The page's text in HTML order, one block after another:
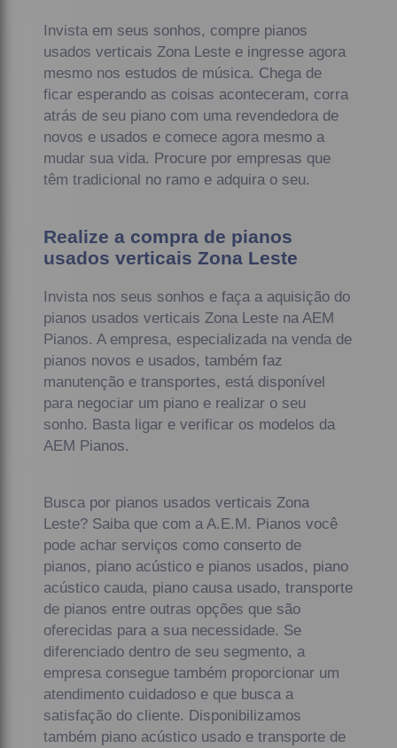
Invista em seus sonhos, compre pianos
usados verticais Zona Leste e ingresse agora
mesmo nos estudos de música. Chega de
ficar esperando as coisas aconteceram, corra
atrás de seu piano com uma revendedora de
novos e usados e comece agora mesmo a
mudar sua vida. Procure por empresas que
têm tradicional no ramo e adquira o seu.
Realize a compra de pianos
usados verticais Zona Leste
Invista nos seus sonhos e faça a aquisição do
pianos usados verticais Zona Leste na AEM
Pianos. A empresa, especializada na venda de
pianos novos e usados, também faz
manutenção e transportes, está disponível
para negociar um piano e realizar o seu
sonho. Basta ligar e verificar os modelos da
AEM Pianos.
Busca por pianos usados verticais Zona
Leste? Saiba que com a A.E.M. Pianos você
pode achar serviços como conserto de
pianos, piano acústico e pianos usados, piano
acústico cauda, piano causa usado, transporte
de pianos entre outras opções que são
oferecidas para a sua necessidade. Se
diferenciado dentro de seu segmento, a
empresa consegue também proporcionar um
atendimento cuidadoso e que busca a
satisfação do cliente. Disponibilizamos
também piano acústico usado e transporte de